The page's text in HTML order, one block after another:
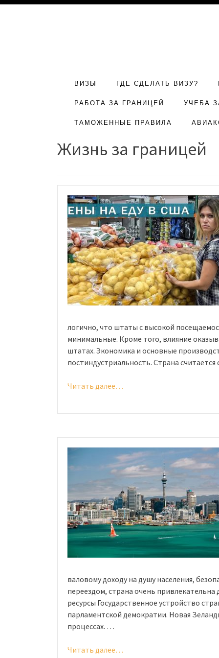
ВИЗЫ ГДЕ СДЕЛАТЬ ВИЗУ?
РАБОТА ЗА ГРАНИЦЕЙ УЧЕБА
ТАМОЖЕННЫЕ ПРАВИЛА
Жизнь за границей
логично, что штаты с высокой
минимальные. Кроме того, влияние
штатах. Экономика и основные
постиндустриальность. Страна
Читать далее…
чем
отличаются
от
российских»
валовому доходу на душу населения,
переездом, страна очень
ресурсы Государственное устройство
парламентской демократии. Новая
процессах. …
Читать далее…